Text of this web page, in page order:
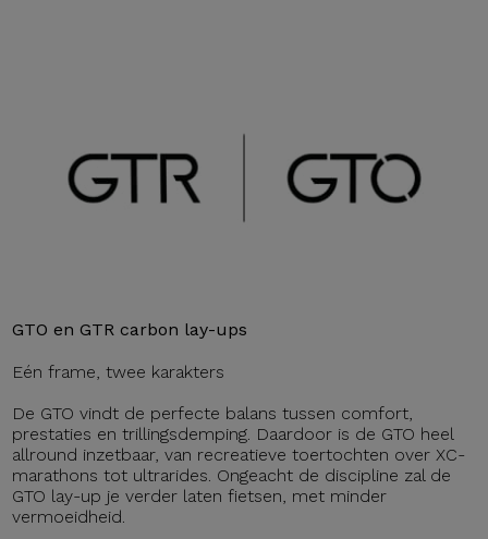
GTO en GTR carbon lay-ups
Eén frame, twee karakters
De GTO vindt de perfecte balans tussen comfort,
prestaties en trillingsdemping. Daardoor is de GTO heel
allround inzetbaar, van recreatieve toertochten over XC-
marathons tot ultrarides. Ongeacht de discipline zal de
GTO lay-up je verder laten fietsen, met minder
vermoeidheid.